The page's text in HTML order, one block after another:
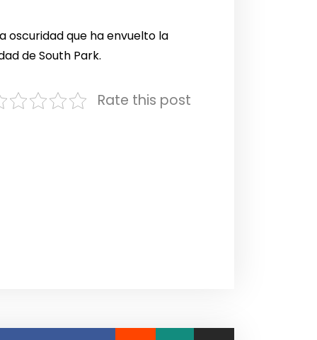
oscuridad que ha envuelto la
de South Park.
Rate this post